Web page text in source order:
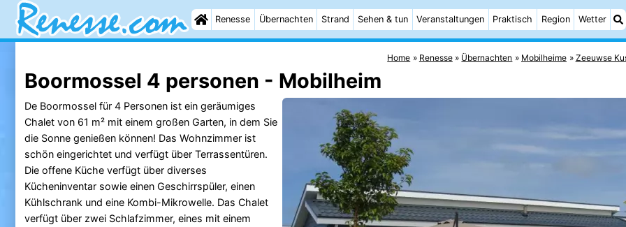
Renesse Übernachten Strand Sehen & tun Veranstaltungen Praktisch Region Wetter
Home Renesse Übernachten Mobilheime Zeeuwse
Boormossel 4 personen - Mobilheim
De Boormossel für 4 Personen ist ein geräumiges
Chalet von 61 m² mit einem großen Garten, in dem Sie
die Sonne genießen können! Das Wohnzimmer ist
schön eingerichtet und verfügt über Terrassentüren.
Die offene Küche verfügt über diverses
Kücheninventar sowie einen Geschirrspüler, einen
Kühlschrank und eine Kombi-Mikrowelle. Das Chalet
verfügt über zwei Schlafzimmer, eines mit einem